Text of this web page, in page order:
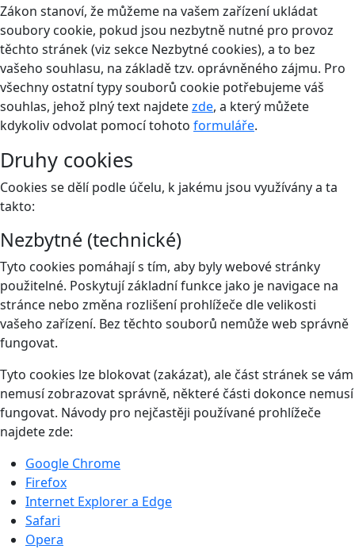
Zákon stanoví, že můžeme na vašem zařízení ukládat
soubory cookie, pokud jsou nezbytně nutné pro provoz
těchto stránek (viz sekce Nezbytné cookies), a to bez
vašeho souhlasu, na základě tzv. oprávněného zájmu. Pro
všechny ostatní typy souborů cookie potřebujeme váš
souhlas, jehož plný text najdetezde, a který můžete
kdykoliv odvolat pomocí tohoto formuláře.
Druhy cookies
Cookies se dělí podle účelu, k jakému jsou využívány a ta
takto:
Nezbytné (technické)
Tyto cookies pomáhají s tím, aby byly webové stránky
použitelné. Poskytují základní funkce jako je navigace na
stránce nebo změna rozlišení prohlížeče dle velikosti
vašeho zařízení. Bez těchto souborů nemůže web správně
fungovat.
Tyto cookies lze blokovat (zakázat), ale část stránek se vám
nemusí zobrazovat správně, některé části dokonce nemusí
fungovat. Návody pro nejčastěji používané prohlížeče
najdete zde:
Google Chrome
Firefox
Internet Explorer a Edge
Safari
Opera